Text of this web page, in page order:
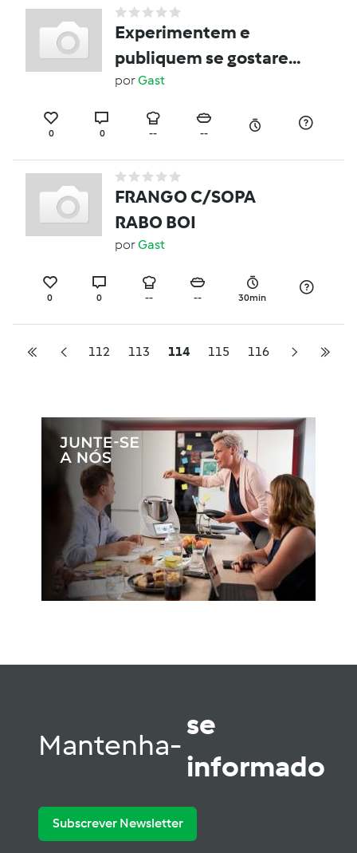
Experimentem e
publiquem se gostarem
eu nao sei fazer
porGast
0 0 -- --
FRANGO C/SOPA
RABO BOI
porGast
0 0 -- -- 30min
112 113 114 115 116
Mantenha-
se
informado
Subscrever Newsletter